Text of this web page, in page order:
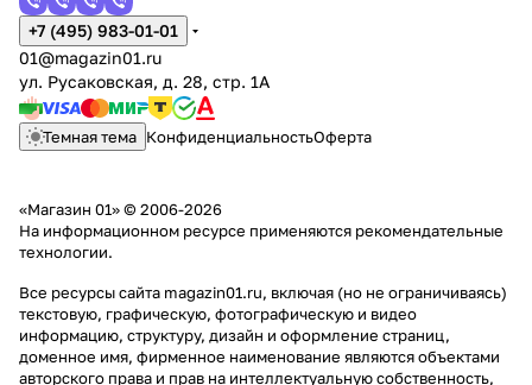
+7 (495) 983-01-01
01@magazin01.ru
ул. Русаковская, д. 28, стр. 1А
Темная тема КонфиденциальностьОферта
«Магазин 01» © 2006-2026
На информационном ресурсе применяются рекомендательные
технологии.
Все ресурсы сайта magazin01.ru, включая (но не ограничиваясь)
текстовую, графическую, фотографическую и видео
информацию, структуру, дизайн и оформление страниц,
доменное имя, фирменное наименование являются объектами
авторского права и прав на интеллектуальную собственность,